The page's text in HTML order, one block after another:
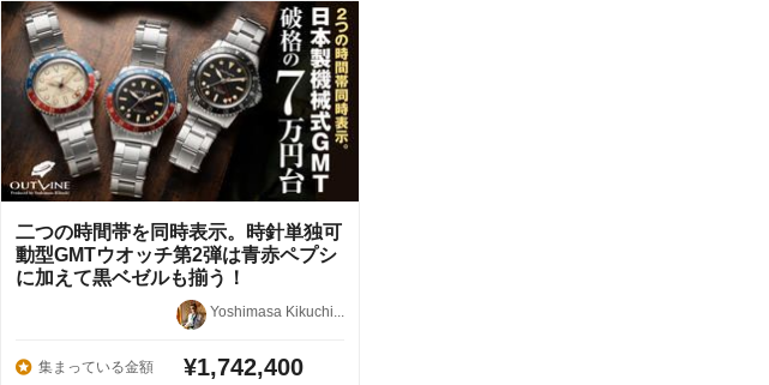
二つの時間帯を同時表示。時針単独可
動型GMTウオッチ第2弾は青赤ペプシ
に加えて黒ベゼルも揃う！
Yoshimasa Kikuchi...
集まっている金額 ¥1,742,400